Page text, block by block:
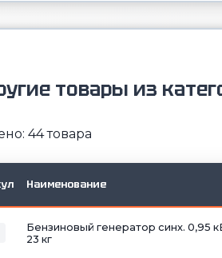
товары из
44 товара
Наименование
Бензиновый генератор синх. 0,95
23 кг